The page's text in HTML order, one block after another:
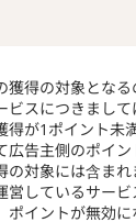
獲得の対象となる
ビスにつきまし
得が1ポイント未
広告主側のポイ
の対象には含まれ
営しているサー
ポイントが無効に